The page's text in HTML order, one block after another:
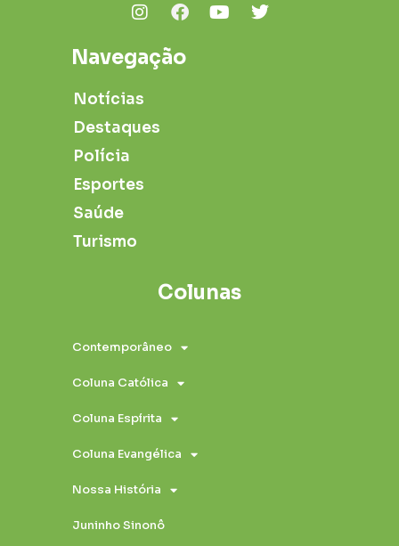
Navegação
Notícias
Destaques
Polícia
Esportes
Saúde
Turismo
Colunas
Contemporâneo
Coluna Católica
Coluna Espírita
Coluna Evangélica
Nossa História
Juninho Sinonô